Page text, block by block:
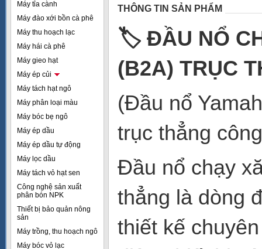
Máy tỉa cành
Máy đào xới bồn cà phê
Máy thu hoạch lạc
Máy hái cà phê
Máy gieo hạt
Máy ép củi
Máy tách hạt ngô
Máy phân loại màu
Máy bóc bẹ ngô
Máy ép dầu
Máy ép dầu tự động
Máy lọc dầu
Máy tách vỏ hạt sen
Công nghệ sản xuất
phân bón NPK
Thiết bị bảo quản nông
sản
Máy trồng, thu hoạch ngô
Máy bóc vỏ lạc
THÔNG TIN SẢN PHẨM
🏷 ĐẦU NỔ
(B2A) TRỤC
(Đầu nổ
trục thẳng
Đầu nổ chạy
thẳng là dòng
thiết kế